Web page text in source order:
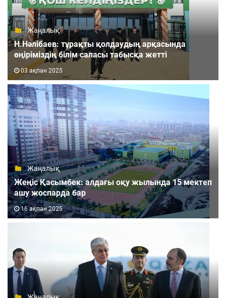
Жаңалық
Н.Нәлібаев: тұрақты қолдаудың арқасында
өңіріміздің білім саласы табысқа жетті
03 ақпан 2025
Жаңалық
Жеңіс Қасымбек: алдағы оқу жылында 15 мектеп
ашу жоспарда бар
16 ақпан 2025